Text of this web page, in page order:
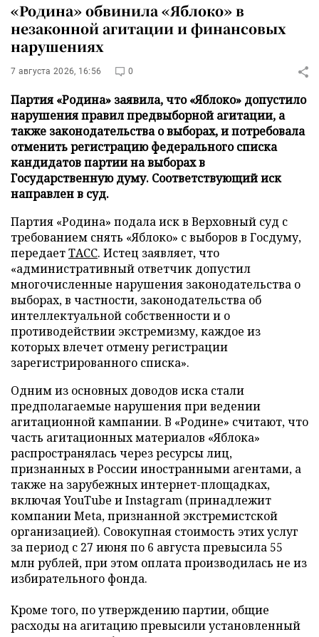
«Родина» обвинила «Яблоко» в
незаконной агитации и финансовых
нарушениях
7 августа 2026, 16:56 0
Партия «Родина» заявила, что «Яблоко» допустило
нарушения правил предвыборной агитации, а
также законодательства о выборах, и потребовала
отменить регистрацию федерального списка
кандидатов партии на выборах в
Государственную думу. Соответствующий иск
направлен в суд.
Партия «Родина» подала иск в Верховный суд с
требованием снять «Яблоко» с выборов в Госдуму,
передаетТАСС. Истец заявляет, что
«административный ответчик допустил
многочисленные нарушения законодательства о
выборах, в частности, законодательства об
интеллектуальной собственности и о
противодействии экстремизму, каждое из
которых влечет отмену регистрации
зарегистрированного списка».
Одним из основных доводов иска стали
предполагаемые нарушения при ведении
агитационной кампании. В «Родине» считают, что
часть агитационных материалов «Яблока»
распространялась через ресурсы лиц,
признанных в России иностранными агентами, а
также на зарубежных интернет-площадках,
включая YouTube и Instagram (принадлежит
компании Meta, признанной экстремистской
организацией). Совокупная стоимость этих услуг
за период с 27 июня по 6 августа превысила 55
млн рублей, при этом оплата производилась не из
избирательного фонда.
Кроме того, по утверждению партии, общие
расходы на агитацию превысили установленный